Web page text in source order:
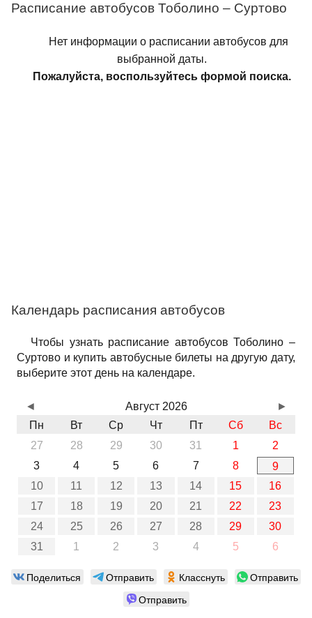
Расписание автобусов Тоболино – Суртово
Нет информации о расписании автобусов для
выбранной даты.
Пожалуйста, воспользуйтесь формой поиска.
Календарь расписания автобусов
Чтобы узнать расписание автобусов Тоболино –
Суртово и купить автобусные билеты на другую дату,
выберите этот день на календаре.
Август 2026
Пн
Вт Ср Чт Пт Сб
Вс
27
28 29 30 31 1
2
3
4 5 6 7 8
9
10
11 12 13 14 15
16
17
18 19 20 21 22
23
24
25 26 27 28 29
30
31
1 2 3 4 5 6
◄ ►
Поделиться Отправить Класснуть
Отправить
Отправить